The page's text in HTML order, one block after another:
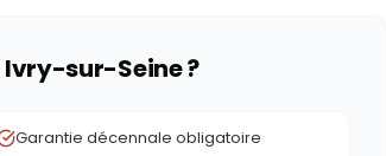
Ivry-sur-Seine?
Garantie décennale obligatoire